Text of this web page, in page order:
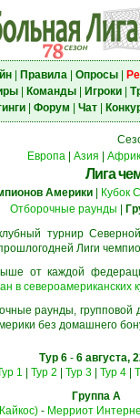
| Правила| Опросы|
| Команды| Игроки|
| Форум Чат|
Европа| Азия
Лига
Америки
Кубок
Отборочные раунды
турнир
Лиги
от каждой
в североамериканских
раунды,
без домашнего
Тур 6 - 6 августа,
1
Тур 2 Тур 3| Тур 4|
Группа A
- Мерриот